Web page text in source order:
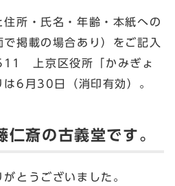
所・氏名・年齢・本紙への
掲載の場合あり）をご記入
上京区役所「かみぎょ
は6月30日（消印有効）。
仁斎の古義堂です。
とうございました。